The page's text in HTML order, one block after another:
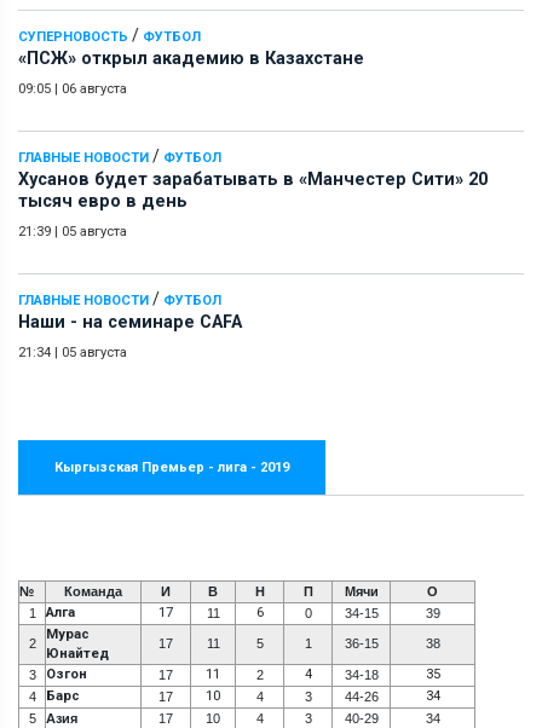
СУПЕРНОВОСТЬ / ФУТБОЛ
«ПСЖ» открыл академию в Казахстане
09:05 | 06 августа
ГЛАВНЫЕ НОВОСТИ / ФУТБОЛ
Хусанов будет зарабатывать в «Манчестер Сити» 20
тысяч евро в день
21:39 | 05 августа
ГЛАВНЫЕ НОВОСТИ / ФУТБОЛ
Наши - на семинаре СAFA
21:34 | 05 августа
Кыргызская Премьер - лига - 2019
№ Команда И В Н П Мячи
О
1
Алга 17 11 6 0 34-15 39
2
Мурас
Юнайтед
17 11 5 1 36-15 38
3 Озгон 17 11 2 4 34-18 35
4 Барс 17 10 4 3 44-26 34
5 Азия 17 10 4 3 40-29
34